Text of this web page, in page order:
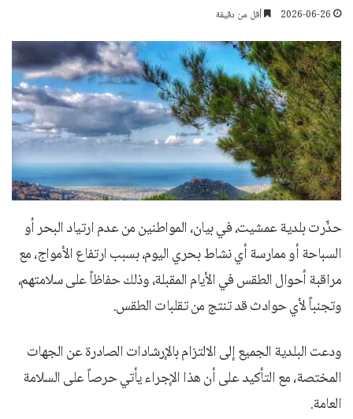
2026-06-26 أقل من دقيقة
حذّرت بلدية عمشيت، في بيان، المواطنين من عدم ارتياد البحر أو
السباحة أو ممارسة أي نشاط بحري اليوم، بسبب ارتفاع الأمواج، مع
مراقبة أحوال الطقس في الأيام المقبلة، وذلك حفاظاً على سلامتهم،
وتجنباً لأي حوادث قد تنتج من تقلبات الطقس.
ودعت البلدية الجميع إلى الالتزام بالإرشادات الصادرة عن الجهات
المختصة، مع التأكيد على أن هذا الإجراء يأتي حرصاً على السلامة
العامة.